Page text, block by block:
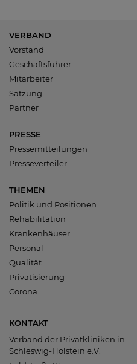
VERBAND
Vorstand
Geschäftsführer
Mitarbeiter
Satzung
Partner
PRESSE
Pressemitteilungen
Presseverteiler
THEMEN
Politik und Positionen
Rehabilitation
Krankenhäuser
Personal
Qualität
Privatisierung
Corona
KONTAKT
Verband der Privatkliniken in
Schleswig-Holstein e.V.